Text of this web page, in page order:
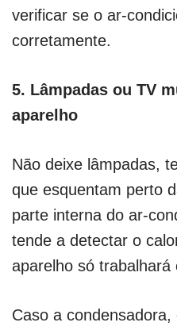
verificar se o ar-
corretamente.
5. Lâmpadas ou TV
aparelho
Não deixe lâmpadas,
que esquentam perto
parte interna do ar-
tende a detectar o
aparelho só trabalhará
Caso a